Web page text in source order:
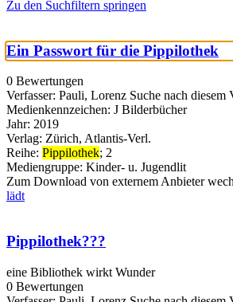
Zu den Suchfiltern springen
Ein Passwort für die Pippilothek
0 Bewertungen
Verfasser: Pauli, Lorenz Suche nach diesem
Medienkennzeichen: J Bilderbücher
Jahr: 2019
Verlag: Zürich, Atlantis-Verl.
Reihe: Pippilothek; 2
Mediengruppe: Kinder- u. Jugendlit
Zum Download von externem Anbieter
lädt
Pippilothek???
eine Bibliothek wirkt Wunder
0 Bewertungen